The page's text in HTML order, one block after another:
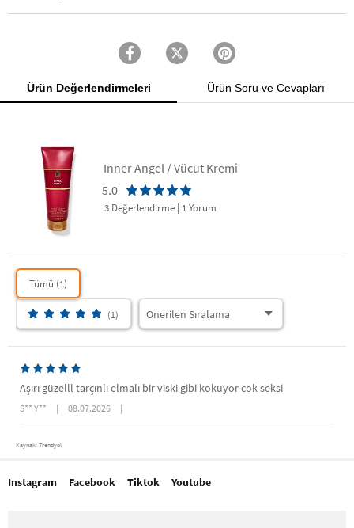
Ürün Değerlendirmeleri Ürün Soru ve Cevapları
Inner Angel / Vücut Kremi
5.0
3 Değerlendirme 1 Yorum
Tümü (1)
(1)
Aşırı güzelll tarçınlı elmalı bir viski gibi kokuyor cok seksi
S** Y** | 08.07.2026 |
Kaynak: Trendyol
Instagram Facebook Tiktok Youtube